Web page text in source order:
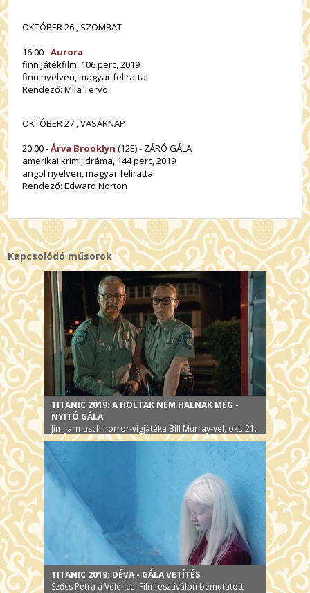
OKTÓBER 26., SZOMBAT
16:00 -Aurora
finn játékfilm, 106 perc, 2019
finn nyelven, magyar felirattal
Rendező: Mila Tervo
OKTÓBER 27., VASÁRNAP
20:00 -Árva Brooklyn (12E) - ZÁRÓ GÁLA
amerikai krimi, dráma, 144 perc, 2019
angol nyelven, magyar felirattal
Rendező: Edward Norton
Kapcsolódó műsorok
TITANIC 2019: A HOLTAK NEM HALNAK MEG -
NYITÓ GÁLA
Jim Jarmusch horror-vígjátéka Bill Murray-vel, okt. 21.
TITANIC 2019: DÉVA - GÁLA VETÍTÉS
Szőcs Petra a Velencei Filmfesztiválon bemutatott